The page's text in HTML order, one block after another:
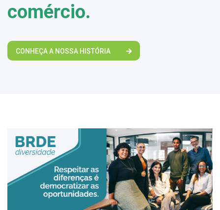
comércio.
CONHEÇA A NOSSA HISTÓRIA